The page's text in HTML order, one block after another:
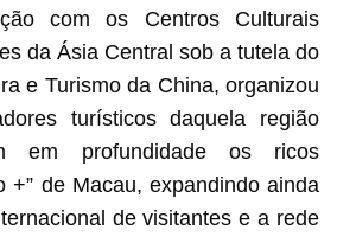
com os Centros Culturais
da Ásia Central sob a tutela do
e Turismo da China, organizou
turísticos daquela região
em profundidade os ricos
+” de Macau, expandindo ainda
de visitantes e a rede